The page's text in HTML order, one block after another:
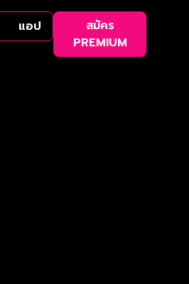
แอป
สมัคร
PREMIUM